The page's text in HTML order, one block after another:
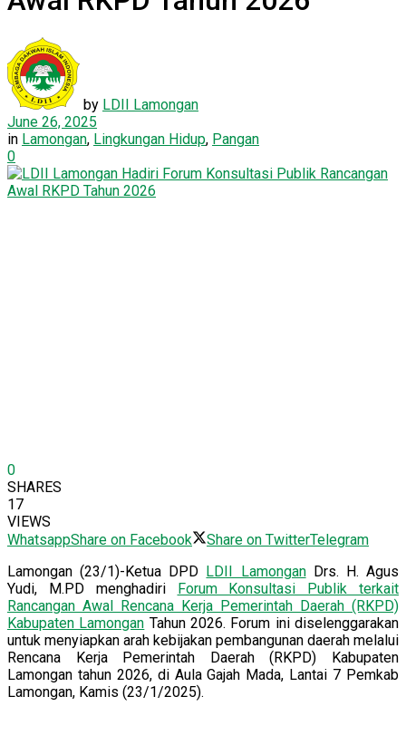
by LDII Lamongan
June 26, 2025
in Lamongan, Lingkungan Hidup, Pangan
0
0
SHARES
17
VIEWS
WhatsappShare on Facebook Share on TwitterTelegram
Lamongan (23/1)-Ketua DPD LDII LamonganDrs. H. Agus
Yudi, M.PD menghadiri Forum Konsultasi Publik terkait
Rancangan Awal Rencana Kerja Pemerintah Daerah (RKPD)
Kabupaten Lamongan Tahun 2026. Forum ini diselenggarakan
untuk menyiapkan arah kebijakan pembangunan daerah melalui
Rencana Kerja Pemerintah Daerah (RKPD) Kabupaten
Lamongan tahun 2026, di Aula Gajah Mada, Lantai 7 Pemkab
Lamongan, Kamis (23/1/2025).